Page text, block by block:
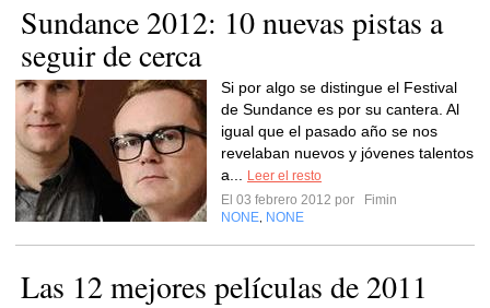
Sundance 2012: 10 nuevas pistas a
seguir de cerca
Si por algo se distingue el Festival
de Sundance es por su cantera. Al
igual que el pasado año se nos
revelaban nuevos y jóvenes talentos
a...
Leer el resto
El 03 febrero 2012 por
Fimin
NONE NONE
Las 12 mejores películas de 2011